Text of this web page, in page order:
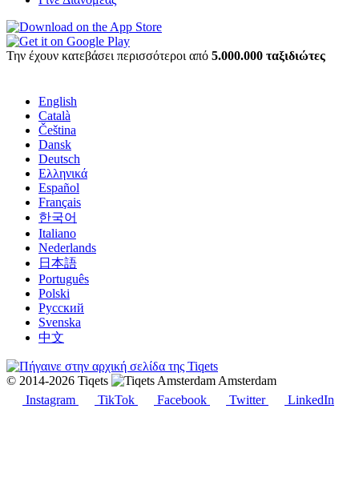
Την έχουν κατεβάσει περισσότεροι από 5.000.000 ταξιδιώτες
English
Català
Čeština
Dansk
Deutsch
Ελληνικά
Español
Français
한국어
Italiano
Nederlands
日本語
Português
Polski
Русский
Svenska
中文
© 2014-2026 Tiqets
Amsterdam
Instagram
TikTok Facebook Twitter LinkedIn